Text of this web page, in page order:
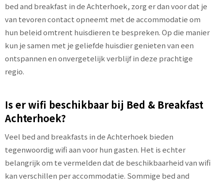
bed and breakfast in de Achterhoek, zorg er dan voor dat je
van tevoren contact opneemt met de accommodatie om
hun beleid omtrent huisdieren te bespreken. Op die manier
kun je samen met je geliefde huisdier genieten van een
ontspannen en onvergetelijk verblijf in deze prachtige
regio.
Is er wifi beschikbaar bij Bed & Breakfast
Achterhoek?
Veel bed and breakfasts in de Achterhoek bieden
tegenwoordig wifi aan voor hun gasten. Het is echter
belangrijk om te vermelden dat de beschikbaarheid van wifi
kan verschillen per accommodatie. Sommige bed and